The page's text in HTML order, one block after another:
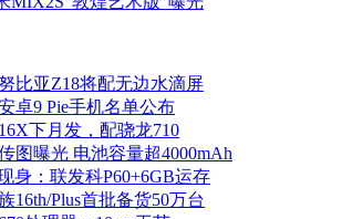
比亚Z18将配无边水滴屏
卓9 Pie手机名单公布
下月发，配骁龙710
图曝光 电池容量超4000mAh
身：联发科P60+6GB运存
16th/Plus首批备货50万台